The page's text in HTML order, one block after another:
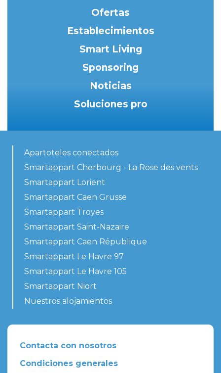
Ofertas
Establecimientos
Smart Living
Sponsoring
Noticias
Soluciones pro
Apartoteles conectados
Smartappart Cherbourg - La Rose des vents
Smartappart Lorient
Smartappart Caen Grusse
Smartappart Troyes
Smartappart Saint-Nazaire
Smartappart Caen République
Smartappart Le Havre 97
Smartappart Le Havre 105
Smartappart Niort
Nuestros alojamientos
Contacta con nosotros
Condiciones generales